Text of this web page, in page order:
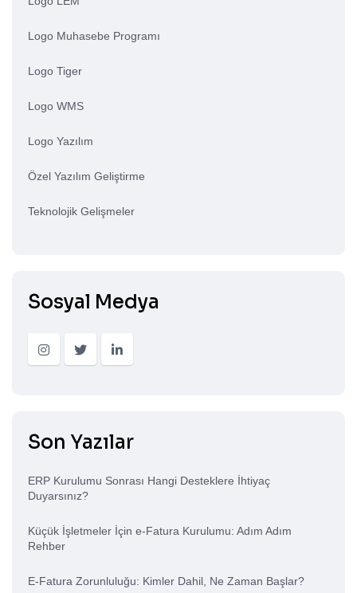
Logo Muhasebe Programı
Logo Tiger
Logo WMS
Logo Yazılım
Özel Yazılım Geliştirme
Teknolojik Gelişmeler
Sosyal Medya
Son Yazılar
ERP Kurulumu Sonrası Hangi Desteklere İhtiyaç
Duyarsınız?
Küçük İşletmeler İçin e-Fatura Kurulumu: Adım Adım
Rehber
E-Fatura Zorunluluğu: Kimler Dahil, Ne Zaman Başlar?